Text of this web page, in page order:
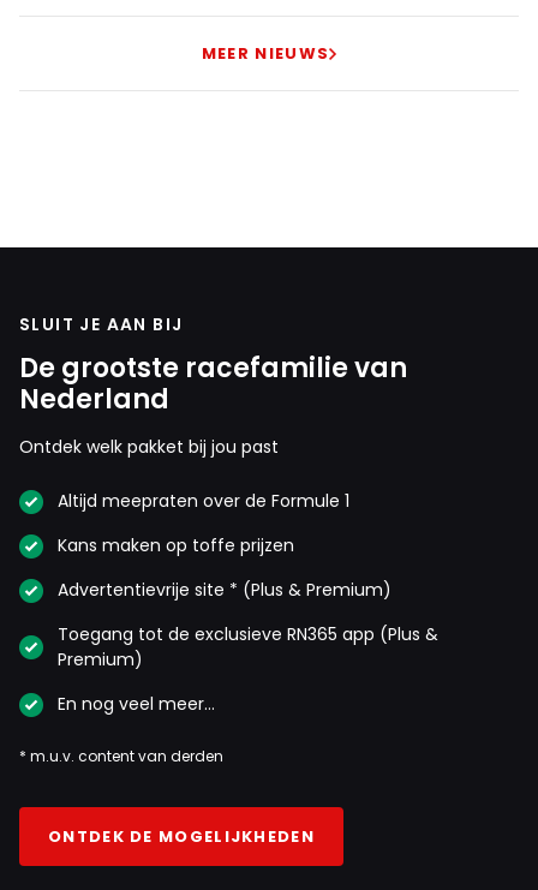
MEER NIEUWS
SLUIT JE AAN BIJ
De grootste racefamilie van
Nederland
Ontdek welk pakket bij jou past
Altijd meepraten over de Formule 1
Kans maken op toffe prijzen
Advertentievrije site * (Plus & Premium)
Toegang tot de exclusieve RN365 app (Plus &
Premium)
En nog veel meer…
* m.u.v. content van derden
ONTDEK DE MOGELIJKHEDEN